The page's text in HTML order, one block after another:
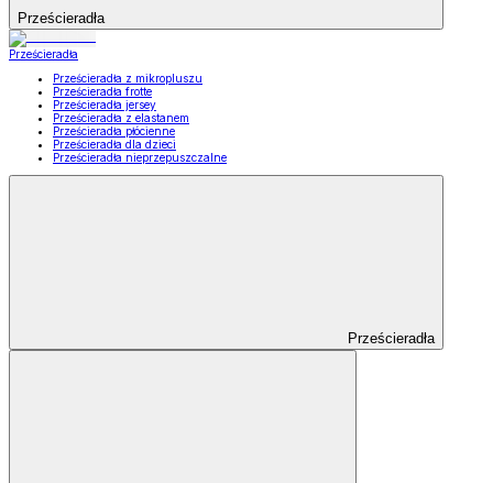
Prześcieradła
Prześcieradła
Prześcieradła z mikropluszu
Prześcieradła frotte
Prześcieradła jersey
Prześcieradła z elastanem
Prześcieradła płócienne
Prześcieradła dla dzieci
Prześcieradła nieprzepuszczalne
Prześcieradła